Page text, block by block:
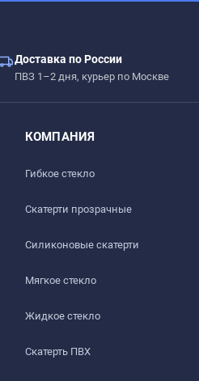
Доставка по России
ПВЗ 1–2 дня, курьер по Москве
КОМПАНИЯ
Гибкое стекло
Скатерти прозрачные
Силиконовые скатерти
Мягкое стекло
Жидкое стекло
Скатерть ПВХ